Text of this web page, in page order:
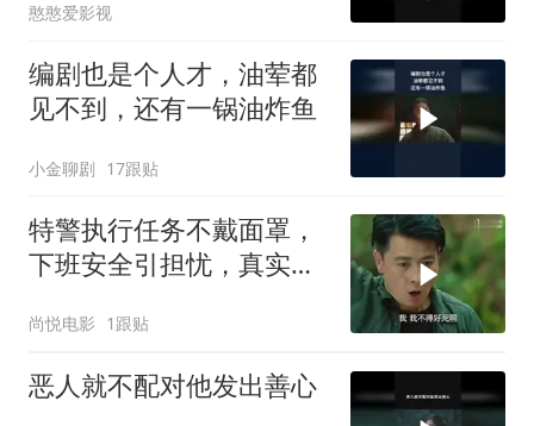
憨憨爱影视
编剧也是个人才，油荤都
见不到，还有一锅油炸鱼
小金聊剧 17跟贴
特警执行任务不戴面罩，
下班安全引担忧，真实情
尚悦电影 1跟贴
恶人就不配对他发出善心